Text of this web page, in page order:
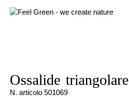
Ossalide triangolare
N. articolo 501069